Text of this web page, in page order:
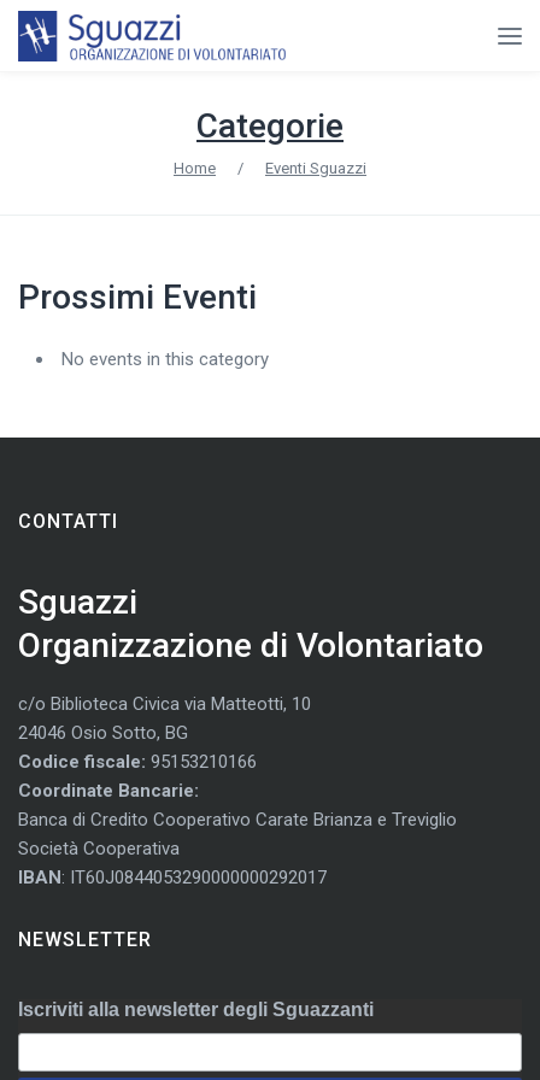
Categorie
Home / Eventi Sguazzi
Prossimi Eventi
No events in this category
CONTATTI
Sguazzi
Organizzazione di Volontariato
c/o Biblioteca Civica via Matteotti, 10
24046 Osio Sotto, BG
Codice fiscale: 95153210166
Coordinate Bancarie:
Banca di Credito Cooperativo Carate Brianza e Treviglio
Società Cooperativa
IBAN: IT60J0844053290000000292017
NEWSLETTER
Iscriviti alla newsletter degli Sguazzanti